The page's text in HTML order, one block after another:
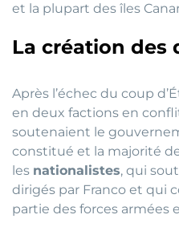
et la plupart des îles
La création des
Après l’échec du coup
en deux factions en
soutenaient le
constitué et la majorité
les nationalistes, qui
dirigés par Franco et qui
partie des forces armées